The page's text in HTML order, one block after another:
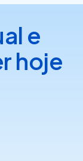
e
hoje